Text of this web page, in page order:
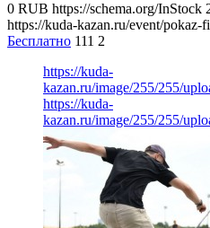
0 RUB https://schema.org/InStock
https://kuda-kazan.ru/event/
Бесплатно 111 2
https://kuda-
kazan.ru/image/255/255/
https://kuda-
kazan.ru/image/255/255/